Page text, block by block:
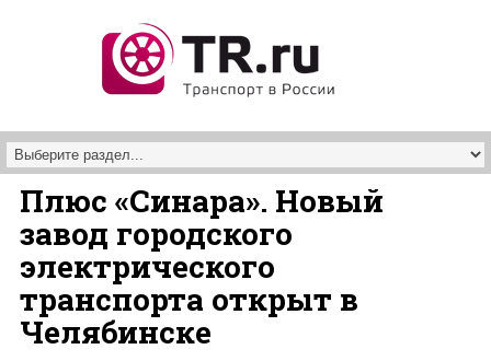
Плюс «Синара». Новый
завод городского
электрического
транспорта открыт в
Челябинске